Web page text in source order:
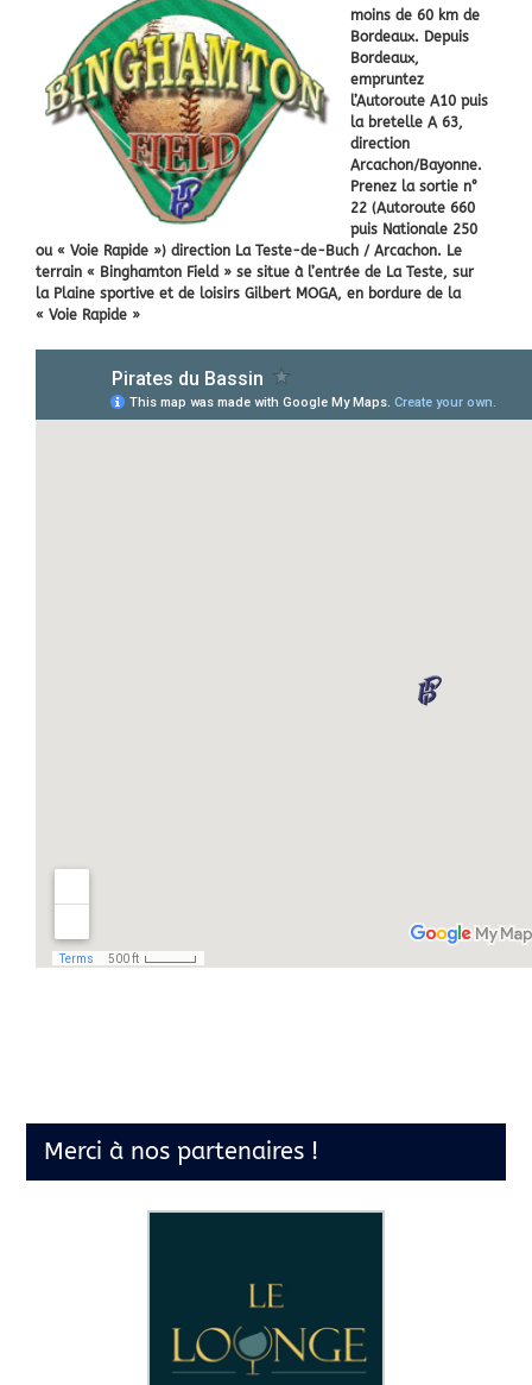
moins de 60 km de
Bordeaux. Depuis
Bordeaux,
empruntez
l’Autoroute A10 puis
la bretelle A 63,
direction
Arcachon/Bayonne.
Prenez la sortie n°
22 (Autoroute 660
puis Nationale 250
ou « Voie Rapide ») direction La Teste-de-Buch / Arcachon. Le
terrain « Binghamton Field » se situe à l’entrée de La Teste, sur
la Plaine sportive et de loisirs Gilbert MOGA, en bordure de la
« Voie Rapide »
Merci à nos partenaires !